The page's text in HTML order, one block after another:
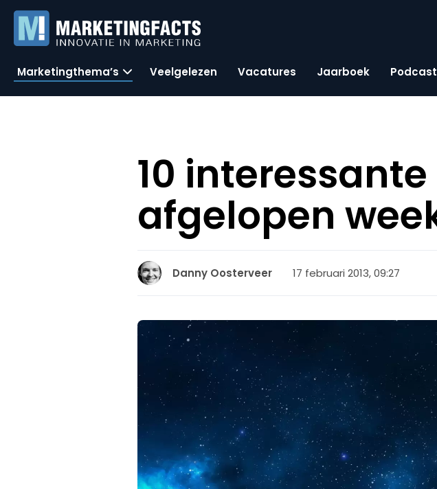
Marketingthema’s Veelgelezen Vacatures Jaarboek
10
afgelopen
Danny Oosterveer 17 februari 2013, 09:27